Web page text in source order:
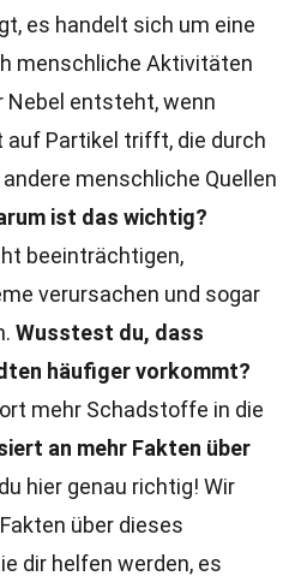
es handelt sich um eine
menschliche Aktivitäten
Nebel entsteht, wenn
auf Partikel trifft, die durch
menschliche Quellen
ist das wichtig?
beeinträchtigen,
verursachen und sogar
Wusstest du, dass
häufiger vorkommt?
mehr Schadstoffe in die
an mehr Fakten über
hier genau richtig! Wir
über dieses
dir helfen werden, es